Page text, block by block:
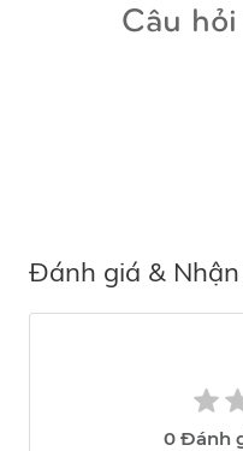
Câu
Đánh giá &
0 Đánh